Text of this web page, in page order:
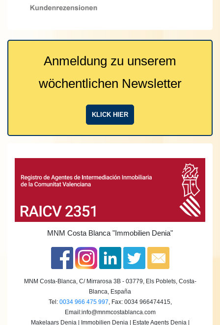
Anmeldung zu unserem
wöchentlichen Newsletter
KLICK HIER
MNM Costa Blanca "Immobilien Denia"
MNM Costa-Blanca, C/ Mirrarosa 3B - 03779, Els Poblets, Costa-
Blanca, España
Tel: 0034 966 475 997, Fax: 0034 966474415,
Email:info@mnmcostablanca.com
Makelaars Denia | Immobilien Denia | Estate Agents Denia |